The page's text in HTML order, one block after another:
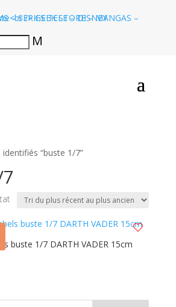
M
“buste 1/7”
buste 1/7 DARTH VADER 15cm
: